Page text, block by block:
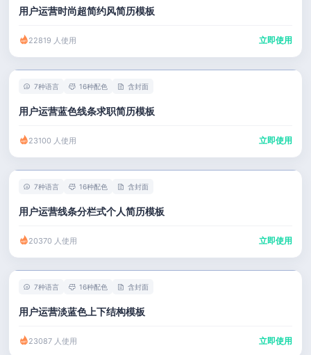
用户运营时尚超简约风简历模板
22819 人使用 立即使用
7种语言 16种配色 含封面
用户运营蓝色线条求职简历模板
23100 人使用 立即使用
7种语言 16种配色 含封面
用户运营线条分栏式个人简历模板
20370 人使用 立即使用
7种语言 16种配色 含封面
用户运营淡蓝色上下结构模板
23087 人使用 立即使用